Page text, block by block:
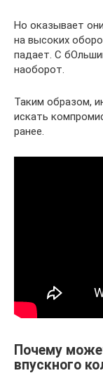
Но оказывает
на высоких
падает. С
наоборот.
Таким образом,
искать
ранее.
Почему
впускного